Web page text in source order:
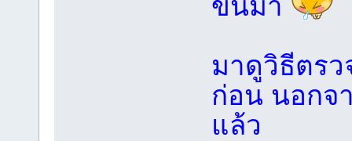
มาดูวิธีตรว
ก่อน นอกจ
แล้ว